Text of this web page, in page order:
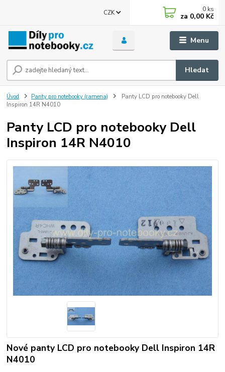
Menu
CZK
Hledat
0 ks
za 0,00 Kč
Úvod Panty pro notebooky (ramena)
Panty LCD pro notebooky Dell
Inspiron 14R N4010
Panty LCD pro notebooky Dell
Inspiron 14R N4010
Nové panty LCD pro notebooky Dell Inspiron 14R
N4010